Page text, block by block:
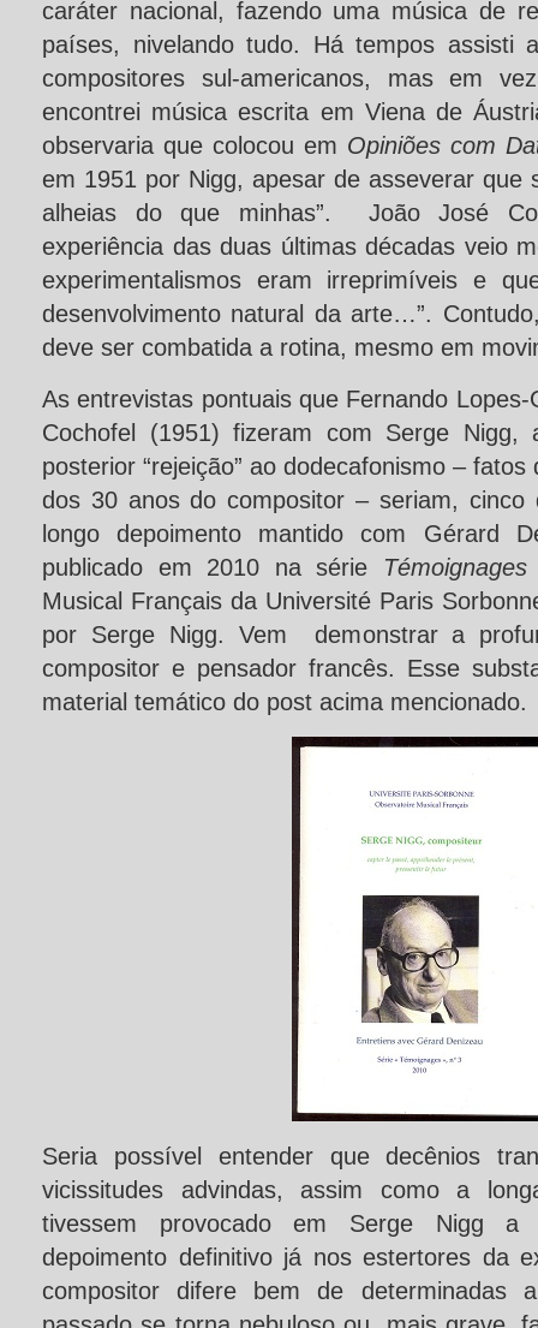
caráter nacional, fazendo uma música de
países, nivelando tudo. Há tempos assisti
compositores sul-americanos, mas em
encontrei música escrita em Viena de
observaria que colocou em Opiniões com
em 1951 por Nigg, apesar de asseverar que
alheias do que minhas”. João José
experiência das duas últimas décadas veio
experimentalismos eram irreprimíveis e
desenvolvimento natural da arte…”.
deve ser combatida a rotina, mesmo em
As entrevistas pontuais que Fernando
Cochofel (1951) fizeram com Serge
posterior “rejeição” ao dodecafonismo –
dos 30 anos do compositor – seriam, cinco
longo depoimento mantido com Gérard
publicado em 2010 na série
Témoignages
Musical Français da Université Paris
por Serge Nigg. Vem demonstrar a
compositor e pensador francês. Esse
material temático do post acima mencionado.
Seria possível entender que decênios
vicissitudes advindas, assim como a
tivessem provocado em Serge Nigg a
depoimento definitivo já nos estertores da
compositor difere bem de determinadas